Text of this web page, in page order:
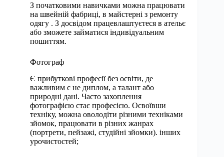
З початковими навичками можна працювати
на швейній фабриці, в майстерні з ремонту
одягу . З досвідом працевлаштуєтеся в ательє
або зможете займатися індивідуальним
пошиттям.
Фотограф
Є прибуткові професії без освіти, де
важливим є не диплом, а талант або
природні дані. Часто захоплення
фотографією стає професією. Освоївши
техніку, можна оволодіти різними техніками
зйомок, працювати в різних жанрах
(портрети, пейзажі, студійні зйомки). інших
урочистостей;